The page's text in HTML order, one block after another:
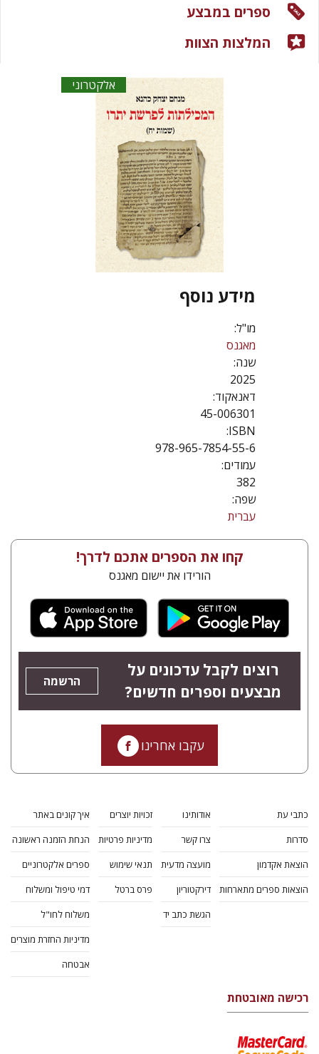
אלקטרוני
מידע נוסף
מו"ל:
מאגנס
שנה:
2025
דאנאקוד:
45-006301
ISBN:
978-965-7854-55-6
עמודים:
382
שפה:
עברית
ספרים במבצע
המלצות הצוות
קחו את הספרים אתכם לדרך!
הורידו את יישום מאגנס
רוצים לקבל עדכונים על
מבצעים וספרים חדשים?
הרשמה
עקבו אחרינו
כתבי עת
סדרות
הוצאת אקדמון
הוצאות ספרים מתארחות
אודותינו
צרו קשר
מועצה מדעית
דירקטוריון
הגשת כתב יד
זכויות יוצרים
מדיניות פרטיות
תנאי שימוש
פרס ברטל
איך קונים באתר
הנחת הזמנה ראשונה
ספרים אלקטרוניים
דמי טיפול ומשלוח
משלוח לחו"ל
מדיניות החזרת מוצרים
אבטחה
רכישה מאובטחת